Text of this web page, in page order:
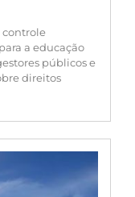
controle
a educação
públicos e
direitos